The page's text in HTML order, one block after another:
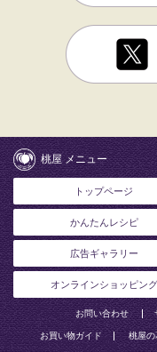
桃屋 メニュー
トップページ
かんたんレシピ
広告ギャラリー
オンラインショッピング
お問い合わせ
お買い物ガイド 桃屋の